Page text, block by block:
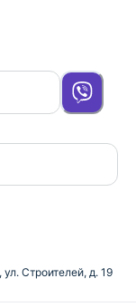
Строителей, д. 19